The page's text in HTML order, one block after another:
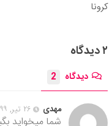
کرونا
۲ دیدگاه
دیدگاه 2
مهدی ۲۶ تیر, ۱۳۹۹ در ۳:۰۲ ق٫ظ
شما میخواید